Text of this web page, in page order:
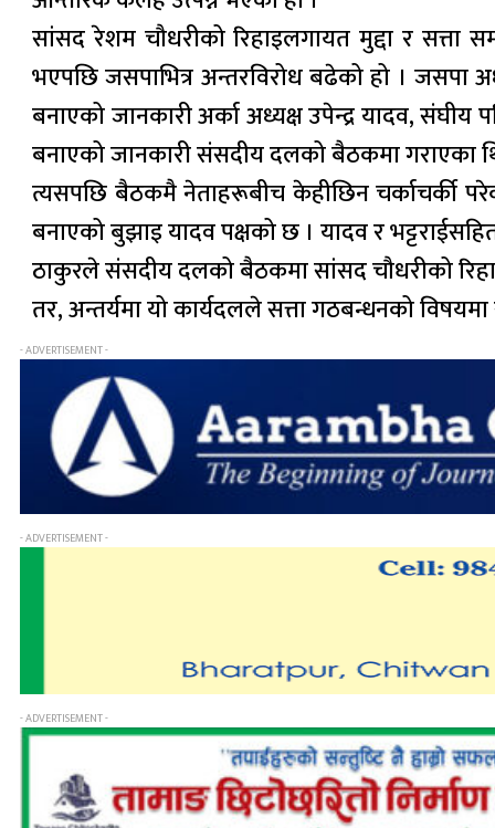
सांसद रेशम चौधरीको रिहाइलगायत मुद्दा र
भएपछि जसपाभित्र अन्तरविरोध बढेको हो ।
बनाएको जानकारी अर्का अध्यक्ष उपेन्द्र यादव, संघीय
बनाएको जानकारी संसदीय दलको बैठकमा गराएका
त्यसपछि बैठकमै नेताहरूबीच केहीछिन चर्काचर्की
बनाएको बुझाइ यादव पक्षको छ । यादव र
ठाकुरले संसदीय दलको बैठकमा सांसद चौधरीको
तर, अन्तर्यमा यो कार्यदलले सत्ता गठबन्धनको
- ADVERTISEMENT -
- ADVERTISEMENT -
- ADVERTISEMENT -